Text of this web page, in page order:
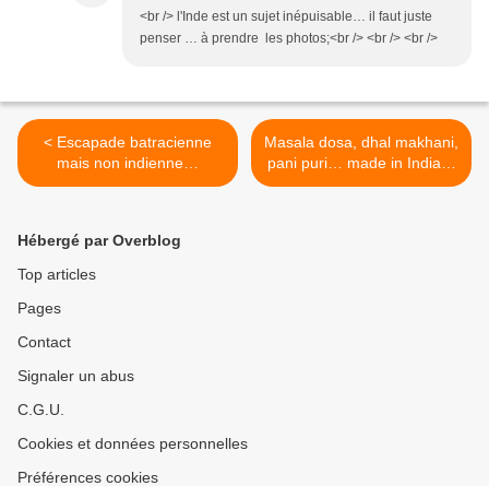
<br /> l'Inde est un sujet inépuisable… il faut juste
penser … à prendre les photos;<br /> <br /> <br />
< Escapade batracienne
mais non indienne…
Masala dosa, dhal makhani,
pani puri… made in India…
>
Hébergé par Overblog
Top articles
Pages
Contact
Signaler un abus
C.G.U.
Cookies et données personnelles
Préférences cookies